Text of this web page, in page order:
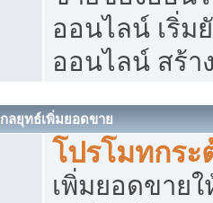
ออนไลน์ เริ่ม
ออนไลน์ สร้า
กลยุทธ์เพิ่มยอดขาย
โปรโมทกร
เพิ่มยอดขายใ